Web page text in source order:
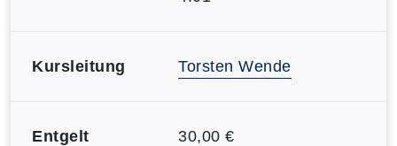
Kursleitung Torsten Wende
Entgelt 30,00 €